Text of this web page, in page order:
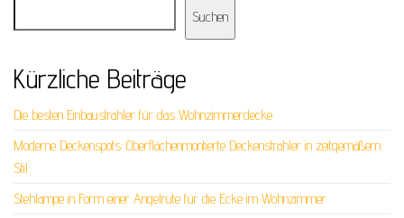
Suchen
Kürzliche Beiträge
Die besten Einbaustrahler für das Wohnzimmerdecke
Moderne Deckenspots: Oberflächenmontierte Deckenstrahler in zeitgemäßem
Stil
Stehlampe in Form einer Angelrute für die Ecke im Wohnzimmer